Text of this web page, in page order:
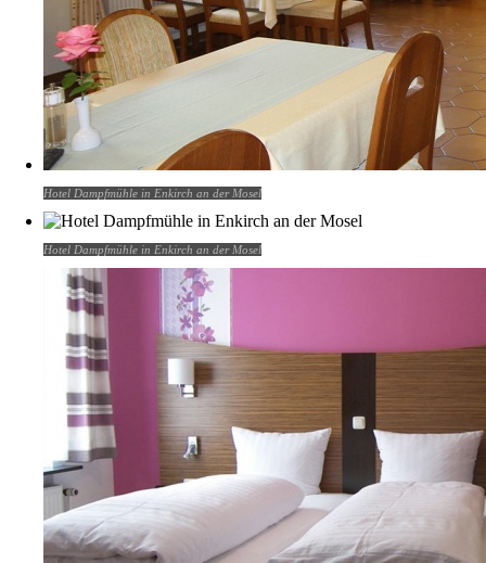
Hotel Dampfmühle in Enkirch an der Mosel
Hotel Dampfmühle in Enkirch an der Mosel